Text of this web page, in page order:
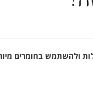
ולהשתמש בחומרים